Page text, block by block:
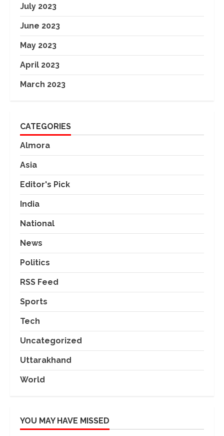
July 2023
June 2023
May 2023
April 2023
March 2023
CATEGORIES
Almora
Asia
Editor's Pick
India
National
News
Politics
RSS Feed
Sports
Tech
Uncategorized
Uttarakhand
World
YOU MAY HAVE MISSED